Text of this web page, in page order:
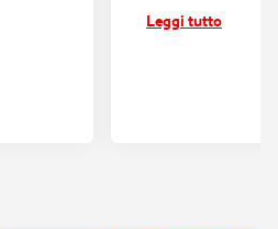
sconti ed
Leggi tutto